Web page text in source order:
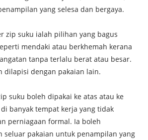
yang selesa dan bergaya.
zip suku ialah pilihan yang bagus
mendaki atau berkhemah kerana
tanpa terlalu berat atau besar.
dilapisi dengan pakaian lain.
suku boleh dipakai ke atas atau ke
banyak tempat kerja yang tidak
perniagaan formal. Ia boleh
seluar pakaian untuk penampilan yang